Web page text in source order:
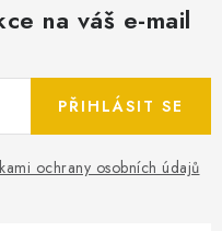
na váš e-mail
ochrany osobních údajů
PŘIHLÁSIT SE